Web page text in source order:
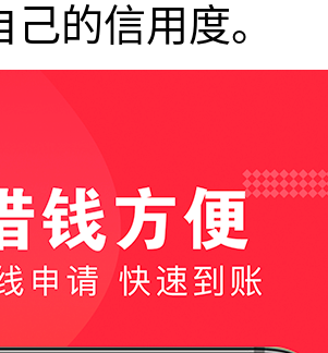
的信用度。